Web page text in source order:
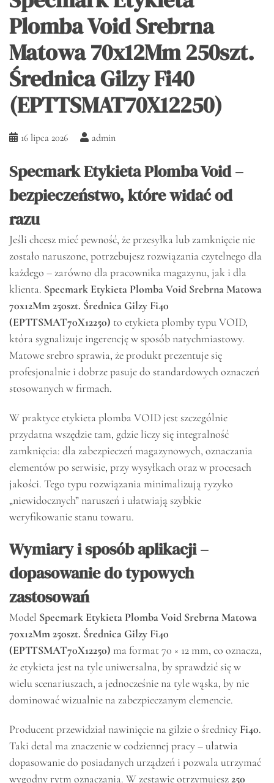
Plomba Void Srebrna
Matowa 70x12Mm 250szt.
Średnica Gilzy Fi40
(EPTTSMAT70X12250)
16 lipca 2026 admin
Specmark Etykieta Plomba Void –
bezpieczeństwo, które widać od
razu
Jeśli chcesz mieć pewność, że przesyłka lub zamknięcie nie
zostało naruszone, potrzebujesz rozwiązania czytelnego dla
każdego – zarówno dla pracownika magazynu, jak i dla
klienta. Specmark Etykieta Plomba Void Srebrna Matowa
70x12Mm 250szt. Średnica Gilzy Fi40
(EPTTSMAT70X12250) to etykieta plomby typu VOID,
która sygnalizuje ingerencję w sposób natychmiastowy.
Matowe srebro sprawia, że produkt prezentuje się
profesjonalnie i dobrze pasuje do standardowych oznaczeń
stosowanych w firmach.
W praktyce etykieta plomba VOID jest szczególnie
przydatna wszędzie tam, gdzie liczy się integralność
zamknięcia: dla zabezpieczeń magazynowych, oznaczania
elementów po serwisie, przy wysyłkach oraz w procesach
jakości. Tego typu rozwiązania minimalizują ryzyko
„niewidocznych” naruszeń i ułatwiają szybkie
weryfikowanie stanu towaru.
Wymiary i sposób aplikacji –
dopasowanie do typowych
zastosowań
Model Specmark Etykieta Plomba Void Srebrna Matowa
70x12Mm 250szt. Średnica Gilzy Fi40
(EPTTSMAT70X12250) ma format 70 × 12 mm, co oznacza,
że etykieta jest na tyle uniwersalna, by sprawdzić się w
wielu scenariuszach, a jednocześnie na tyle wąska, by nie
dominować wizualnie na zabezpieczanym elemencie.
Producent przewidział nawinięcie na gilzie o średnicy Fi40.
Taki detal ma znaczenie w codziennej pracy – ułatwia
dopasowanie do posiadanych urządzeń i pozwala utrzymać
wygodny rytm oznaczania. W zestawie otrzymujesz250